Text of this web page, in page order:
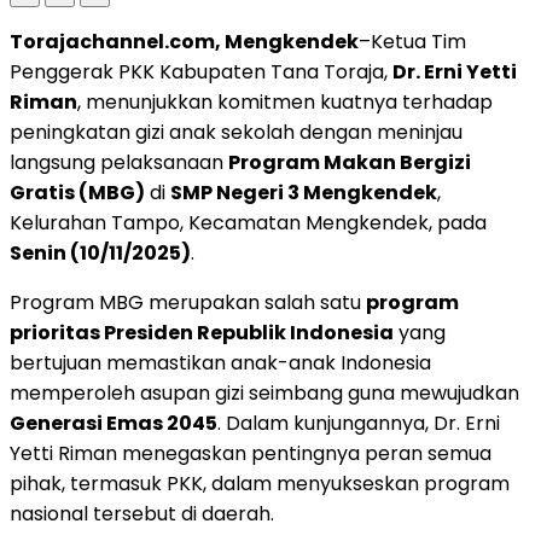
Torajachannel.com, Mengkendek–Ketua Tim
Penggerak PKK Kabupaten Tana Toraja, Dr. Erni Yetti
Riman, menunjukkan komitmen kuatnya terhadap
peningkatan gizi anak sekolah dengan meninjau
langsung pelaksanaan Program Makan Bergizi
Gratis (MBG) di SMP Negeri 3 Mengkendek,
Kelurahan Tampo, Kecamatan Mengkendek, pada
Senin (10/11/2025).
Program MBG merupakan salah satu program
prioritas Presiden Republik Indonesia yang
bertujuan memastikan anak-anak Indonesia
memperoleh asupan gizi seimbang guna mewujudkan
Generasi Emas 2045. Dalam kunjungannya, Dr. Erni
Yetti Riman menegaskan pentingnya peran semua
pihak, termasuk PKK, dalam menyukseskan program
nasional tersebut di daerah.